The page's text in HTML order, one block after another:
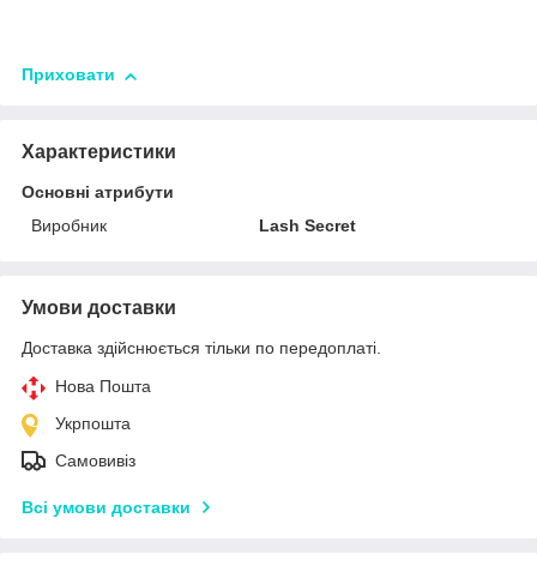
Приховати
Характеристики
Основні атрибути
Виробник
Lash Secret
Умови доставки
Доставка здійснюється тільки по передоплаті.
Нова Пошта
Укрпошта
Самовивіз
Всі умови доставки